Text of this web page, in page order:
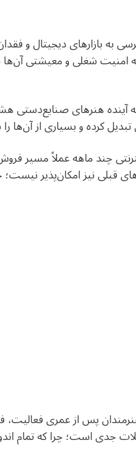
به بازارهای دیجیتال و
امنیت شغلی و معیشتی آن‌ها
هنرهای صنایع‌دستی
کرده و بسیاری از آن‌ها
چند ماهه عملاً مسیر
نیز امکان‌پذیر نیست؛
پس از عمری فعالیت،
جدی است؛ چرا که تمام